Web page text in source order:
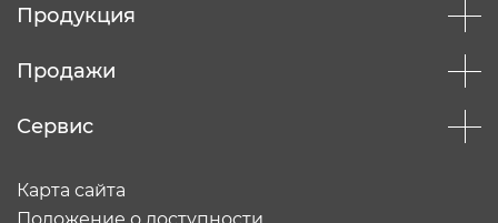
Продукция
Продажи
Сервис
Карта сайта